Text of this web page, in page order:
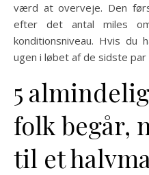
værd at overveje. Den
efter det antal miles
konditionsniveau. Hvis du
ugen i løbet af de sidste
5
folk begår,
til et